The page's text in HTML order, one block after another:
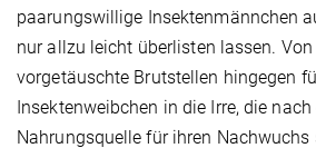
paarungswillige Insektenmännchen
nur allzu leicht überlisten lassen.
vorgetäuschte Brutstellen hingegen
Insektenweibchen in die Irre, die
Nahrungsquelle für ihren Nachwuchs